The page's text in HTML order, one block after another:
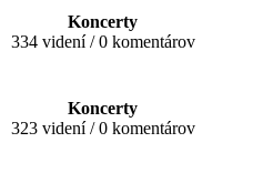
Koncerty
334 videní / 0 komentárov
Koncerty
323 videní / 0 komentárov